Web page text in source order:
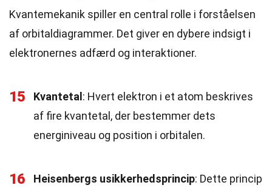
Kvantemekanik spiller en central rolle i forståelsen
af orbitaldiagrammer. Det giver en dybere indsigt i
elektronernes adfærd og interaktioner.
15 Kvantetal : Hvert elektron i et atom beskrives
af fire kvantetal, der bestemmer dets
energiniveau og position i orbitalen.
16 Heisenbergs usikkerhedsprincip: Dette princip